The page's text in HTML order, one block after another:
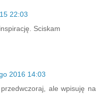
22:03
Sciskam
2016 14:03
ale wpisuję na